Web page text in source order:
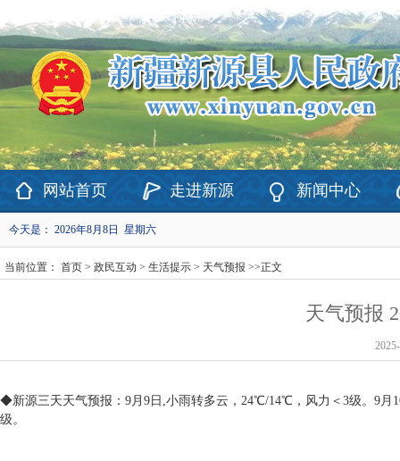
欢迎访问新疆维吾尔自治区新源县政府网站！
网站首页 走进新源 新闻中心
今天是： 2026年8月8日 星期六
当前位置： 首页 > 政民互动 > 生活提示 > 天气预报 >>正文
天气预报
◆新源三天天气预报：9月9日,小雨转多云，24℃/14℃，风力＜3级。9
级。